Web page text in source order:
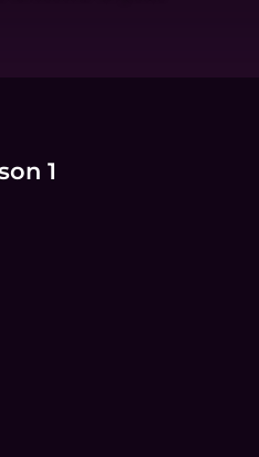
1